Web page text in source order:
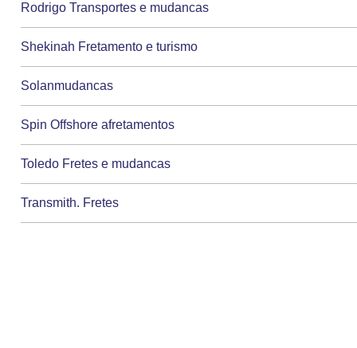
Rodrigo Transportes e mudancas
Shekinah Fretamento e turismo
Solanmudancas
Spin Offshore afretamentos
Toledo Fretes e mudancas
Transmith. Fretes